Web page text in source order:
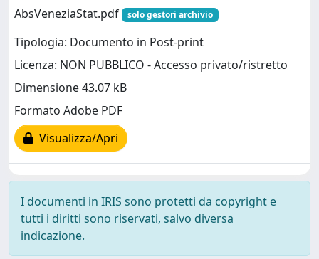
AbsVeneziaStat.pdf
solo gestori archivio
Tipologia: Documento in Post-print
Licenza: NON PUBBLICO - Accesso privato/ristretto
Dimensione 43.07 kB
Formato Adobe PDF
Visualizza/Apri
I documenti in IRIS sono protetti da copyright e
tutti i diritti sono riservati, salvo diversa
indicazione.